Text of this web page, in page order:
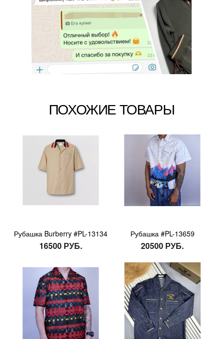
ПОХОЖИЕ ТОВАРЫ
Рубашка Burberry #PL-13134
16500 РУБ.
Рубашка #PL-13659
20500 РУБ.